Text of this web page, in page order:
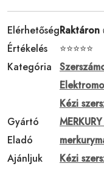
ElérhetőségRaktáron
Értékelés
⭐⭐⭐⭐⭐
Kategória
Kézi
Gyártó
Eladó
Ajánljuk
Kézi